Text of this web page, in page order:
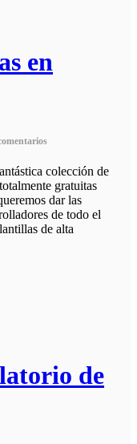
en
colección de
gratuitas
dar las
de todo el
de alta
de